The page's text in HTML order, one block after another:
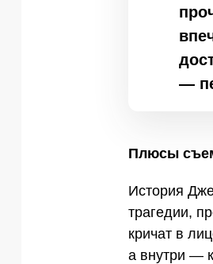
—
Плюсы
История
трагедии,
кричат в
а внутри —